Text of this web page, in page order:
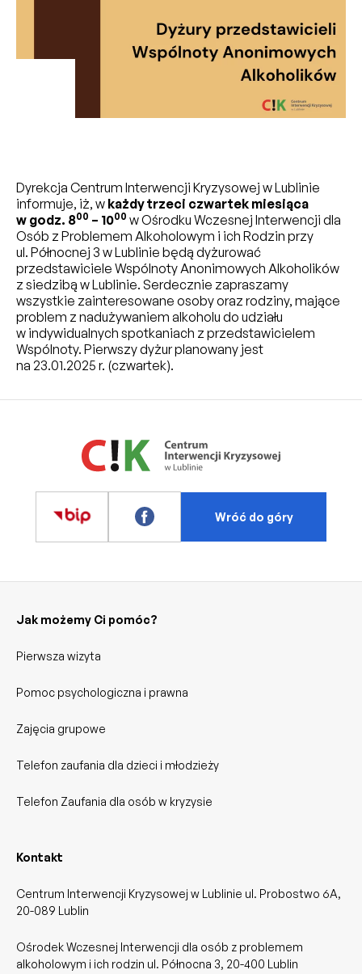
Dyrekcja Centrum Interwencji Kryzysowej w Lublinie
informuje, iż, w każdy trzeci czwartek miesiąca
w godz. 800 – 1000 w Ośrodku Wczesnej Interwencji dla
Osób z Problemem Alkoholowym i ich Rodzin przy
ul. Północnej 3 w Lublinie będą dyżurować
przedstawiciele Wspólnoty Anonimowych Alkoholików
z siedzibą w Lublinie. Serdecznie zapraszamy
wszystkie zainteresowane osoby oraz rodziny, mające
problem z nadużywaniem alkoholu do udziału
w indywidualnych spotkaniach z przedstawicielem
Wspólnoty. Pierwszy dyżur planowany jest
na 23.01.2025 r. (czwartek).
Wróć do góry
Jak możemy Ci pomóc?
Pierwsza wizyta
Pomoc psychologiczna i prawna
Zajęcia grupowe
Telefon zaufania dla dzieci i młodzieży
Telefon Zaufania dla osób w kryzysie
Kontakt
Centrum Interwencji Kryzysowej w Lublinie ul. Probostwo 6A,
20-089 Lublin
Ośrodek Wczesnej Interwencji dla osób z problemem
alkoholowym i ich rodzin ul. Północna 3, 20-400 Lublin